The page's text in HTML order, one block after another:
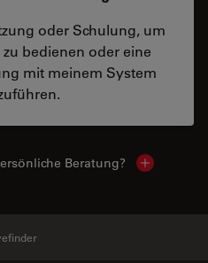
oder Schulung, um
bedienen oder eine
mit meinem System
Beratung? Show